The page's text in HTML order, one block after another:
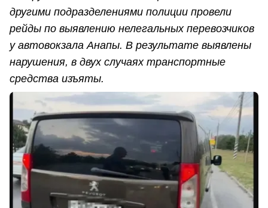
другими подразделениями полиции провели
рейды по выявлению нелегальных перевозчиков
у автовокзала Анапы. В результате выявлены
нарушения, в двух случаях транспортные
средства изъяты.